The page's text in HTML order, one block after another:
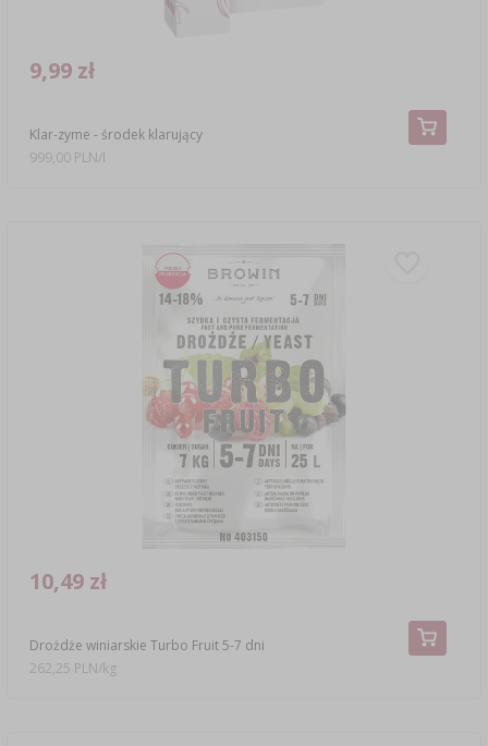
Klar-zyme - środek klarujący
9,99 zł
999,00 PLN/l
Drożdże winiarskie Turbo Fruit 5-7 dni
10,49 zł
262,25 PLN/kg